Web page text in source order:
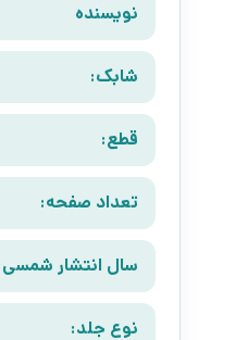
نویسنده
شابک:
قطع:
تعداد صفحه:
سال انتشار
نوع جلد: